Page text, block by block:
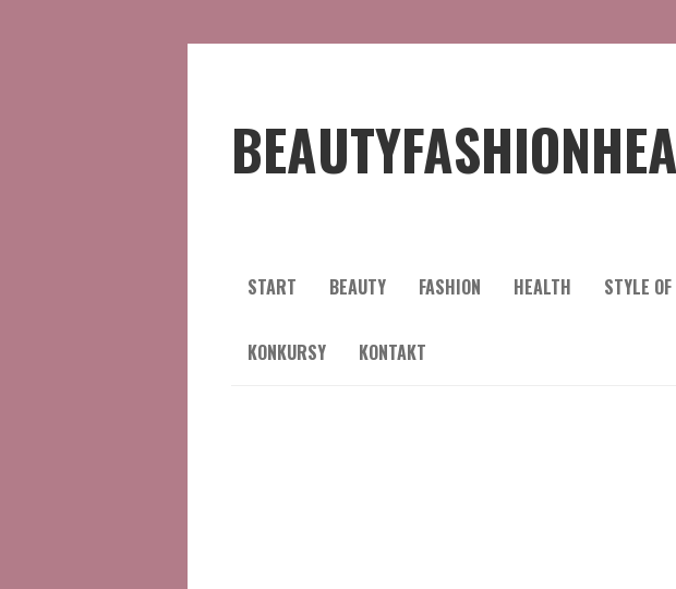
START BEAUTY FASHION HEALTH STYLE
KONKURSY KONTAKT